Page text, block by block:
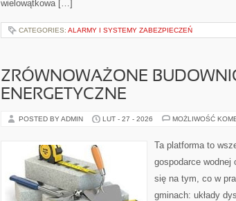
wielowątkowa […]
CATEGORIES: ALARMY I SYSTEMY ZABEZPIECZEŃ
ZRÓWNOWAŻONE
ENERGETYCZNE
POSTED BY ADMIN LUT - 27 - 2026 MOŻLIWOŚĆ
Ta platforma to
gospodarce wodnej
się na tym, co w
gminach: układy